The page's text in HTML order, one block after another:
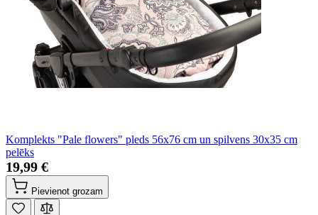
Komplekts "Pale flowers" pleds 56x76 cm un spilvens 30x35 cm
pelēks
19,99 €
Pievienot grozam